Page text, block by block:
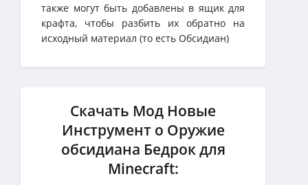
также могут быть добавлены в ящик для
крафта, чтобы разбить их обратно на
исходный материал (то есть Обсидиан)
Скачать Мод Новые
Инструмент о Оружие
обсидиана Бедрок для
Minecraft: